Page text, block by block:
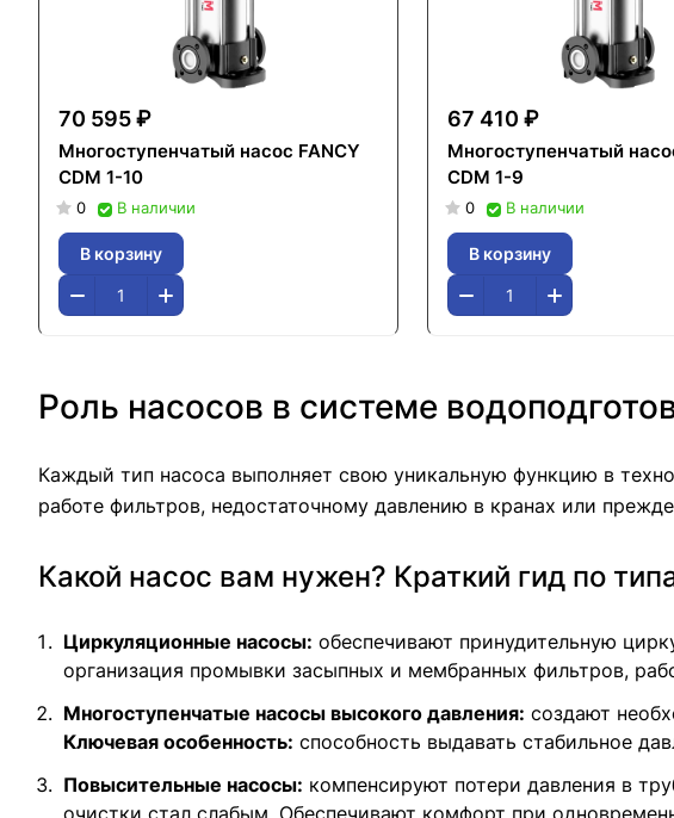
70 595 ₽
Многоступенчатый насос FANCY
CDM 1-10
0 В наличии
В корзину
67 410 ₽
Многоступенчатый
CDM 1-9
0 В наличии
В корзину
Роль насосов в системе
Каждый тип насоса выполняет свою уникальную функцию в
работе фильтров, недостаточному давлению в кранах или
Какой насос вам нужен? Краткий гид по
Циркуляционные насосы: обеспечивают принудительную
организация промывки засыпных и мембранных фильтров,
Многоступенчатые насосы высокого давления: создают
Ключевая особенность: способность выдавать стабильное
Повысительные насосы: компенсируют потери давления в